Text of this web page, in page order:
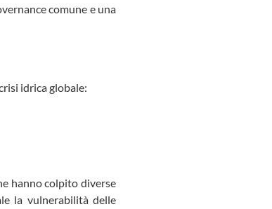
comune e una
idrica globale:
hanno colpito diverse
la vulnerabilità delle